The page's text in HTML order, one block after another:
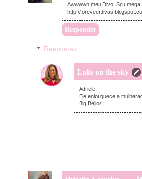
Awwwwn meu Divo. Sou mega
http://
Responder
Respostas
Lulu on the sky
Adriele,
Ele enlouquece a
Big Beijos